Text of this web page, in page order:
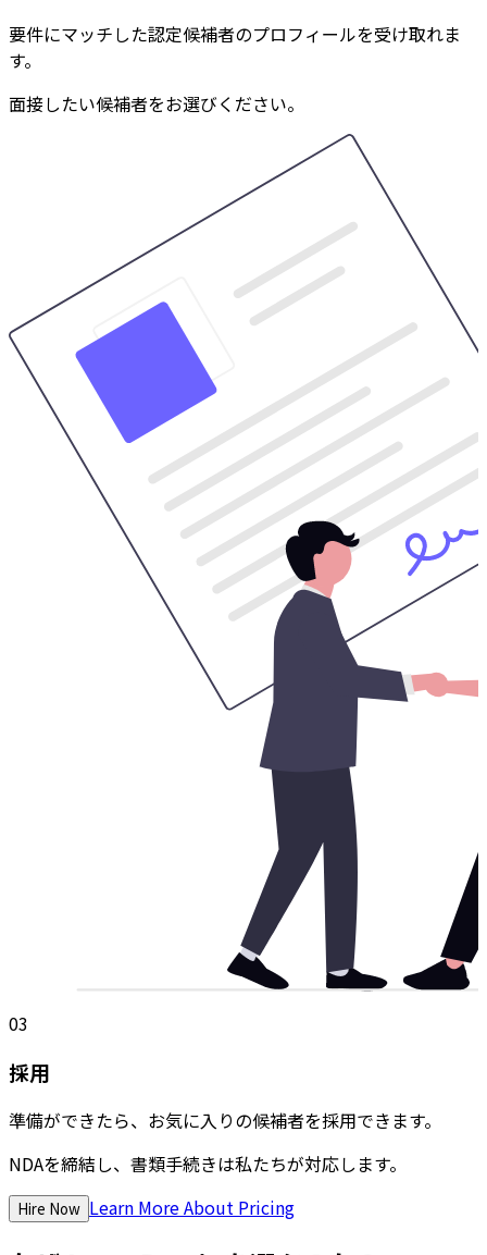
要件にマッチした認定候補者のプロフィールを受け取れま
す。
面接したい候補者をお選びください。
03
採用
準備ができたら、お気に入りの候補者を採用できます。
NDAを締結し、書類手続きは私たちが対応します。
Hire Now Learn More About Pricing